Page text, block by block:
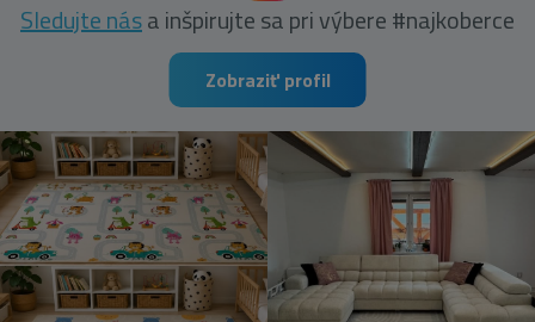
Sledujte nása inšpirujte sa pri výbere #najkoberce
Zobraziť profil